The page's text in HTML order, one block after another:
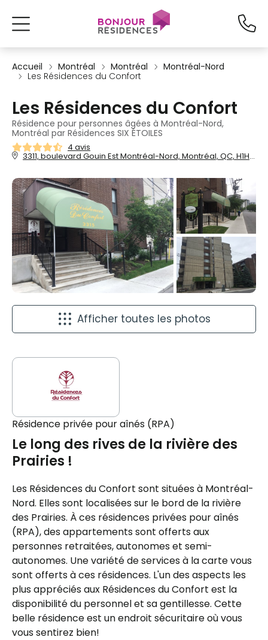
Accueil Montréal Montréal
Montréal-Nord
Les Résidences du Confort
Les Résidences du Confort
Résidence pour personnes âgées à Montréal-Nord,
Montréal par Résidences SIX ÉTOILES
4 avis
3311, boulevard Gouin Est Montréal-Nord, Montréal, QC, H1H 5M8
Afficher toutes les photos
Résidence privée pour aînés (RPA)
Le long des rives de la rivière des
Prairies !
Les Résidences du Confort sont situées à Montréal-
Nord. Elles sont localisées sur le bord de la rivière
des Prairies. À ces résidences privées pour aînés
(RPA), des appartements sont offerts aux
personnes retraitées, autonomes et semi-
autonomes. Une variété de services à la carte vous
sont offerts à ces résidences. L'un des aspects les
plus appréciés aux Résidences du Confort est la
disponibilité du personnel et sa gentillesse. Cette
belle résidence est un endroit sécuritaire où vous
vous sentirez bien!